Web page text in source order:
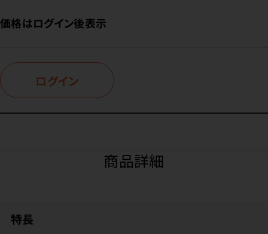
価格はログイン後表示
ログイン
商品詳細
特長